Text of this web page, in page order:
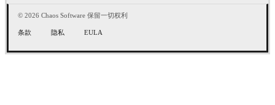
© 2026 Chaos Software 保留一切权利
条款 隐私 EULA